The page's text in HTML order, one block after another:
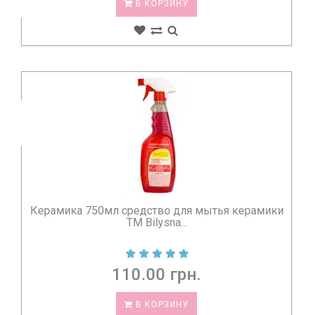
В КОРЗИНУ
Керамика 750мл средство для мытья керамики
TM Bilysna...
110.00 грн.
В КОРЗИНУ